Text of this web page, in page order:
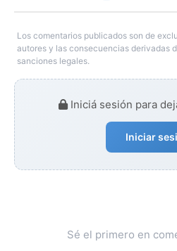
Los comentarios publicados son de
autores y las consecuencias derivadas
sanciones legales.
Iniciá sesión para
Iniciar
Sé el primero en